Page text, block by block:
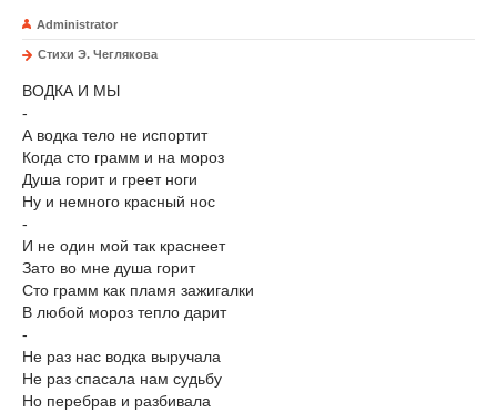
Administrator
Стихи Э. Чеглякова
ВОДКА И МЫ
-
А водка тело не испортит
Когда сто грамм и на мороз
Душа горит и греет ноги
Ну и немного красный нос
-
И не один мой так краснеет
Зато во мне душа горит
Сто грамм как пламя зажигалки
В любой мороз тепло дарит
-
Не раз нас водка выручала
Не раз спасала нам судьбу
Но перебрав и разбивала